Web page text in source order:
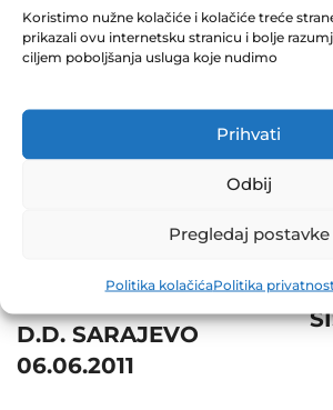
Koristimo nužne kolačiće i kolačiće treće
prikazali ovu internetsku stranicu i bolje
ciljem poboljšanja usluga koje nudimo
Prihvati
Odbij
Pregledaj postavke
Politika kolačićaPolitika
December 31, 2011
0 Comments
navigation
D.D. SARAJEVO
06.06.2011